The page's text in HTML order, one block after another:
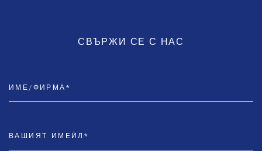
СВЪРЖИ СЕ С НАС